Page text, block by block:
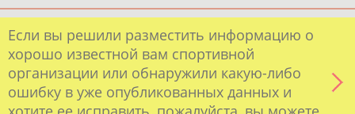
Если вы решили разместить информацию о
хорошо известной вам спортивной
организации или обнаружили какую-либо
ошибку в уже опубликованных данных и